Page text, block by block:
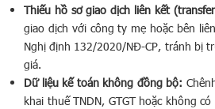
Thiếu hồ sơ giao dịch liên kết
giao dịch với công ty mẹ hoặc bên
Nghị định 132/2020/NĐ-CP, tránh bị
giá.
Dữ liệu kế toán không đồng bộ:
khai thuế TNDN, GTGT hoặc không